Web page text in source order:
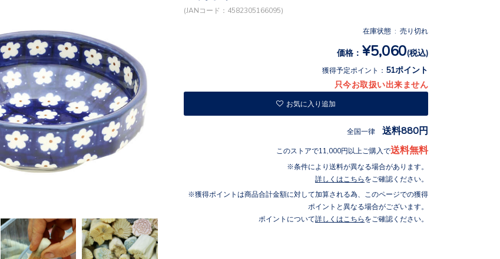
(JANコード：4582305166095)
在庫状態 : 売り切れ
価格： ¥5,060(税込)
獲得予定ポイント： 51ポイント
只今お取扱い出来ません
お気に入り追加
全国一律 送料880円
このストアで11,000円以上ご購入で送料無料
条件により送料が異なる場合があります。
詳しくはこちら をご確認ください。
獲得ポイントは商品合計金額に対して加算される為、このページでの獲得
ポイントと異なる場合がございます。
ポイントについて詳しくはこちら をご確認ください。